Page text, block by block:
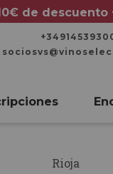
de descuento
Rioja